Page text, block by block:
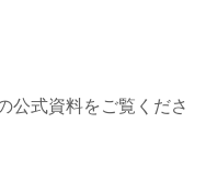
公式資料をご覧くださ